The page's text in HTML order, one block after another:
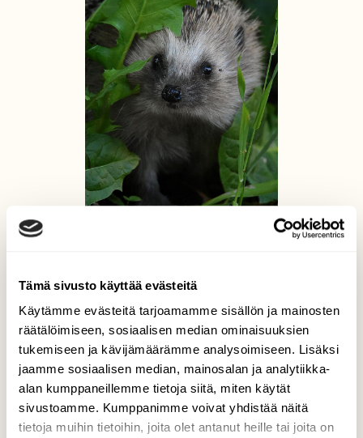
Tämä sivusto käyttää evästeitä
Käytämme evästeitä tarjoamamme sisällön ja mainosten
räätälöimiseen, sosiaalisen median ominaisuuksien
tukemiseen ja kävijämäärämme analysoimiseen. Lisäksi
jaamme sosiaalisen median, mainosalan ja analytiikka-
alan kumppaneillemme tietoja siitä, miten käytät
sivustoamme. Kumppanimme voivat yhdistää näitä
tietoja muihin tietoihin, joita olet antanut heille tai joita on